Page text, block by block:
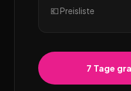
💶 Preisliste
7 Tage